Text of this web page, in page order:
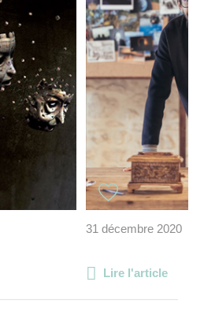
31 décembre 2020
Lire l'article